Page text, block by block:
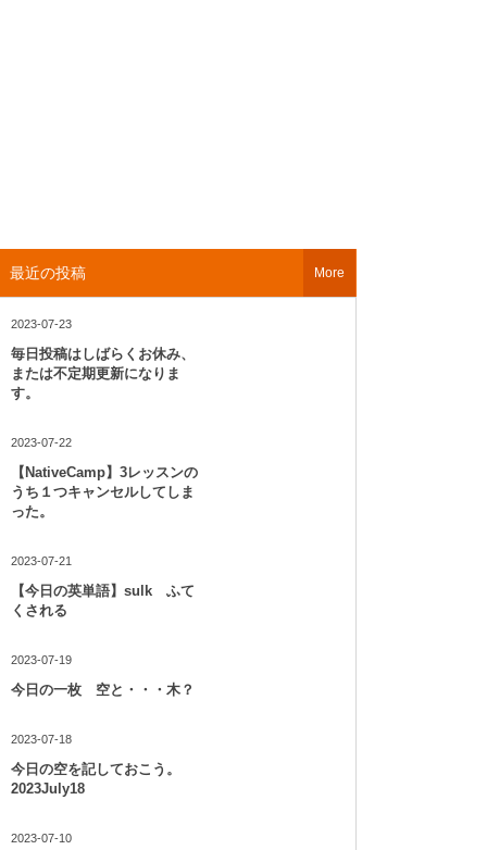
最近の投稿
2023-07-23
毎日投稿はしばらくお休み、
または不定期更新になりま
す。
2023-07-22
【NativeCamp】3レッスンの
うち１つキャンセルしてしま
った。
2023-07-21
【今日の英単語】sulk ふて
くされる
2023-07-19
今日の一枚 空と・・・木？
2023-07-18
今日の空を記しておこう。
2023July18
2023-07-10
More